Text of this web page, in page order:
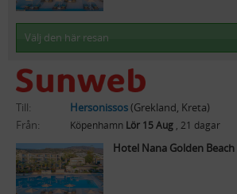
Välj den här resan
Till: Hersonissos(Grekland, Kreta)
Från:
Köpenhamn Lör 15 Aug , 21 dagar
Hotel Nana Golden Beach